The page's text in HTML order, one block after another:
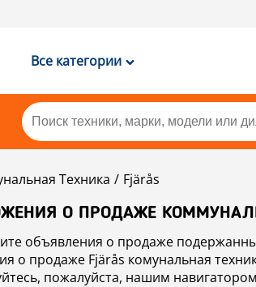
Все категории
Техника
Fjärås
О ПРОДАЖЕ
объявления о продаже
о продаже Fjärås комунальная
пожалуйста, нашим